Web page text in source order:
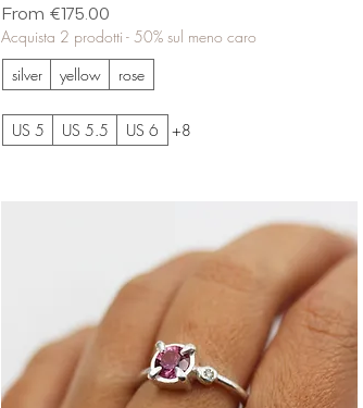
From €175.00
Sale Price
Acquista 2 prodotti - 50% sul meno caro
silver
yellow rose
US 5 US 5.5 US 6 +8